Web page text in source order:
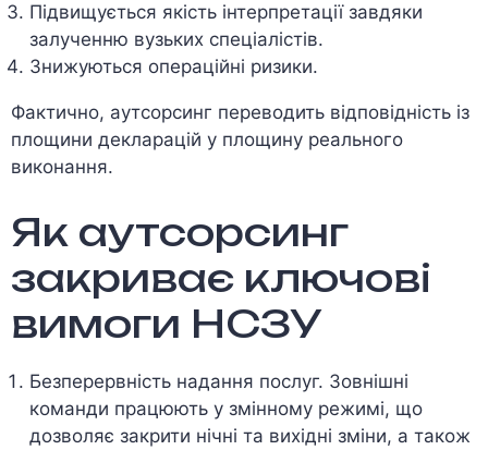
Підвищується якість інтерпретації завдяки
залученню вузьких спеціалістів.
Знижуються операційні ризики.
Фактично, аутсорсинг переводить відповідність із
площини декларацій у площину реального
виконання.
Як аутсорсинг
закриває ключові
вимоги НСЗУ
Безперервність надання послуг. Зовнішні
команди працюють у змінному режимі, що
дозволяє закрити нічні та вихідні зміни, а також